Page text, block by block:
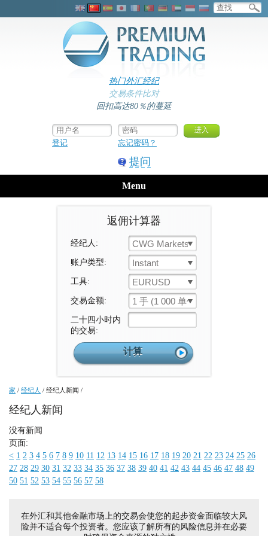
热门外汇经纪
交易条件比对
回扣高达80％的蔓延
登记 忘记密码？
提问
Menu
返佣计算器
经纪人: CWG Markets
账户类型: Instant
工具: EURUSD
交易金额: 1 手 (1 000 单位)
二十四小时内
的交易:
家 / 经纪人 / 经纪人新闻 /
经纪人新闻
没有新闻
页面:
< 1 2 3 4 5 6 7 8 9 10 11 12 13 14 15 16 17 18 19 20 21 22 23 24 25 26
27 28 29 30 31 32 33 34 35 36 37 38 39 40 41 42 43 44 45 46 47 48 49
50 51 52 53 54 55 56 57 58
在外汇和其他金融市场上的交易会使您的起步资金面临较大风
险并不适合每个投资者。您应该了解所有的风险信息并在必要